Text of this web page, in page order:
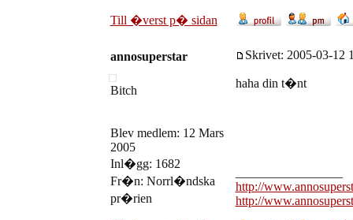
Till �verst p� sidan
annosuperstar Skrivet: 2005-03-12
Bitch
Blev medlem: 12 Mars
2005
Inl�gg: 1682
Fr�n: Norrl�ndska
pr�rien
haha din t�nt
http://
http://